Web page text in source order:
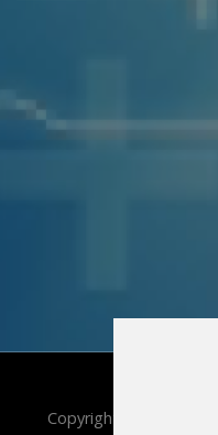
Copyright 2022 ©